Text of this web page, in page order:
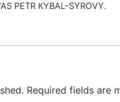
PETR KYBAL-SYROVY.
Required fields are